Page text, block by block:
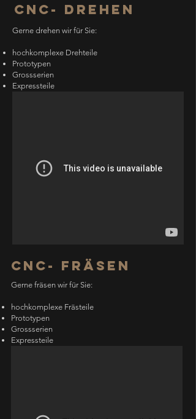
CNC- DREHEN
Gerne drehen wir für Sie:
hochkomplexe Drehteile
Prototypen
Grossserien
Expressteile
CNC- Fräsen
Gerne fräsen wir für Sie:
hochkomplexe Frästeile
Prototypen
Grossserien
Expressteile